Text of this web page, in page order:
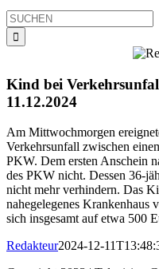
Suche
nach:
Kind bei
11.12.2024
Am Mittwochmorgen
Verkehrsunfall zwischen
PKW. Dem ersten Anschein
des PKW nicht. Dessen 36-
nicht mehr verhindern. Das
nahegelegenes Krankenhaus
sich insgesamt auf etwa 500
Redakteur2024-12-